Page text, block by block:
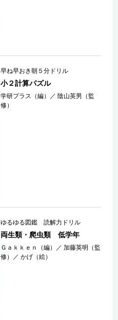
早ね早おき朝５分ドリル
小２計算パズル
学研プラス（編） ／陰山英男（監
修）
ゆるゆる図鑑 読解力ドリル
両生類・爬虫類 低学年
Ｇａｋｋｅｎ（編） ／加藤英明（監
修）
／かげ（絵）